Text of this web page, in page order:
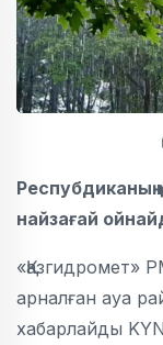
Респубдиканың
найзағай
«Қазгидромет»
арналған ауа
хабарлайды